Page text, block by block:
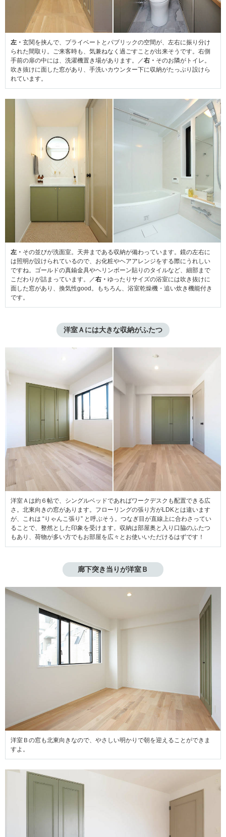
左・ 玄関を挟んで、プライベートとパブリックの空間が、左右に振り分け
られた間取り。ご来客時も、気兼ねなく過ごすことが出来そうです。右側
手前の扉の中には、洗濯機置き場があります。／右・ そのお隣がトイレ。
吹き抜けに面した窓があり、手洗いカウンター下に収納がたっぷり設けら
れています。
左・ その並びが洗面室。天井まである収納が備わっています。鏡の左右に
は照明が設けられているので、お化粧やヘアアレンジをする際にうれしい
ですね。ゴールドの真鍮金具やヘリンボーン貼りのタイルなど、細部まで
こだわりが詰まっています。／右・ ゆったりサイズの浴室には吹き抜けに
面した窓があり、換気性good。もちろん、浴室乾燥機・追い炊き機能付き
です。
洋室Ａには大きな収納がふたつ
洋室Ａは約６帖で、シングルベッドであればワークデスクも配置できる広
さ。北東向きの窓があります。フローリングの張り方がLDKとは違います
が、これは “りゃんこ張り” と呼ぶそう。つなぎ目が直線上に合わさってい
ることで、整然とした印象を受けます。収納は部屋奥と入り口脇のふたつ
もあり、荷物が多い方でもお部屋を広々とお使いいただけるはずです！
廊下突き当りが洋室Ｂ
洋室Ｂの窓も北東向きなので、やさしい明かりで朝を迎えることができま
すよ。